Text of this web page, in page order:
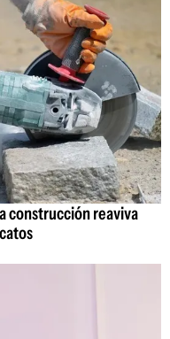
construcción reaviva